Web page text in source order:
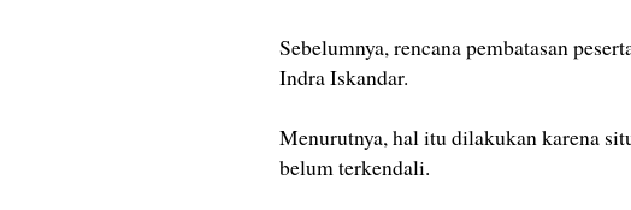
Sebelumnya, rencana pembatasan
Indra Iskandar.
Menurutnya, hal itu dilakukan karena
belum terkendali.